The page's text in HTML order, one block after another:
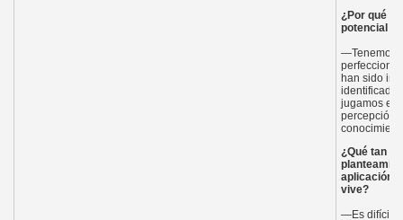
¿Por qué
potencial
—Tenemos
han sido
identificada
jugamos
percepción
¿Qué tan
aplicación
vive?
—Es difícil